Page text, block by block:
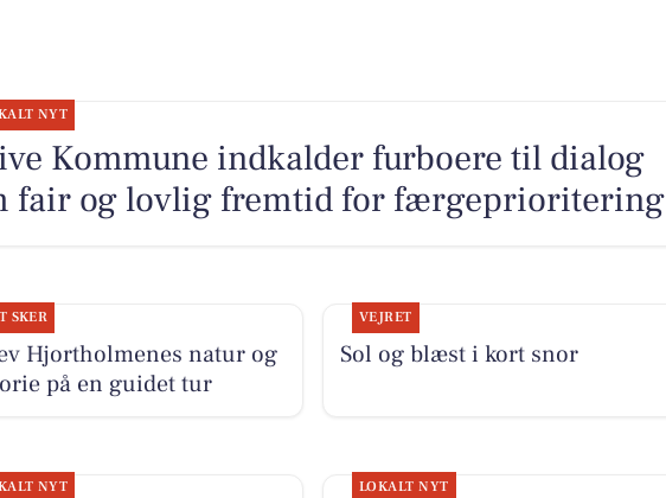
NYT
Kommune indkalder furboere til dialog
fair og lovlig fremtid for færgeprioritering
SKER
Hjortholmenes natur og
på en guidet tur
VEJRET
Sol og blæst i kort snor
NYT LOKALT NYT